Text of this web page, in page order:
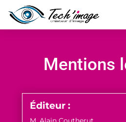
Mentions
Éditeur :